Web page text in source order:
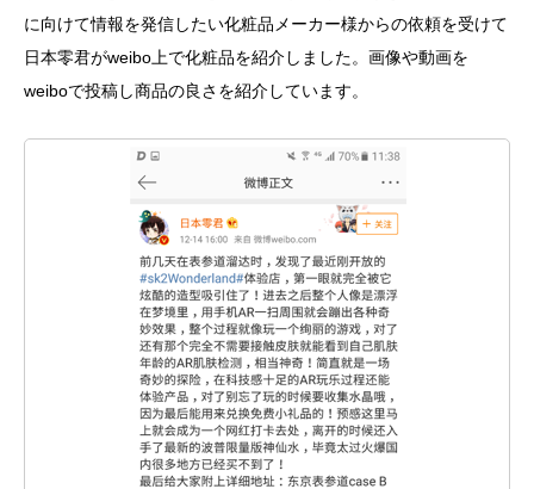
に向けて情報を発信したい化粧品メーカー様からの依頼を受けて
日本零君がweibo上で化粧品を紹介しました。画像や動画を
weiboで投稿し商品の良さを紹介しています。